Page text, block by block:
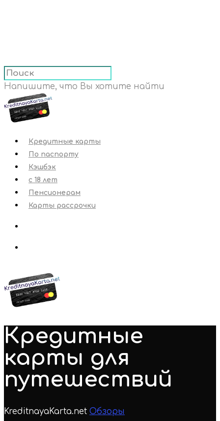
Напишите, что Вы хотите найти
Кредитные карты
По паспорту
Кэшбэк
с 18 лет
Пенсионерам
Карты рассрочки
Кредитные
карты для
путешествий
KreditnayaKarta.net Обзоры